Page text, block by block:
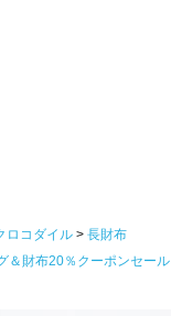
ロコダイル
長財布
＆財布20％クーポンセール